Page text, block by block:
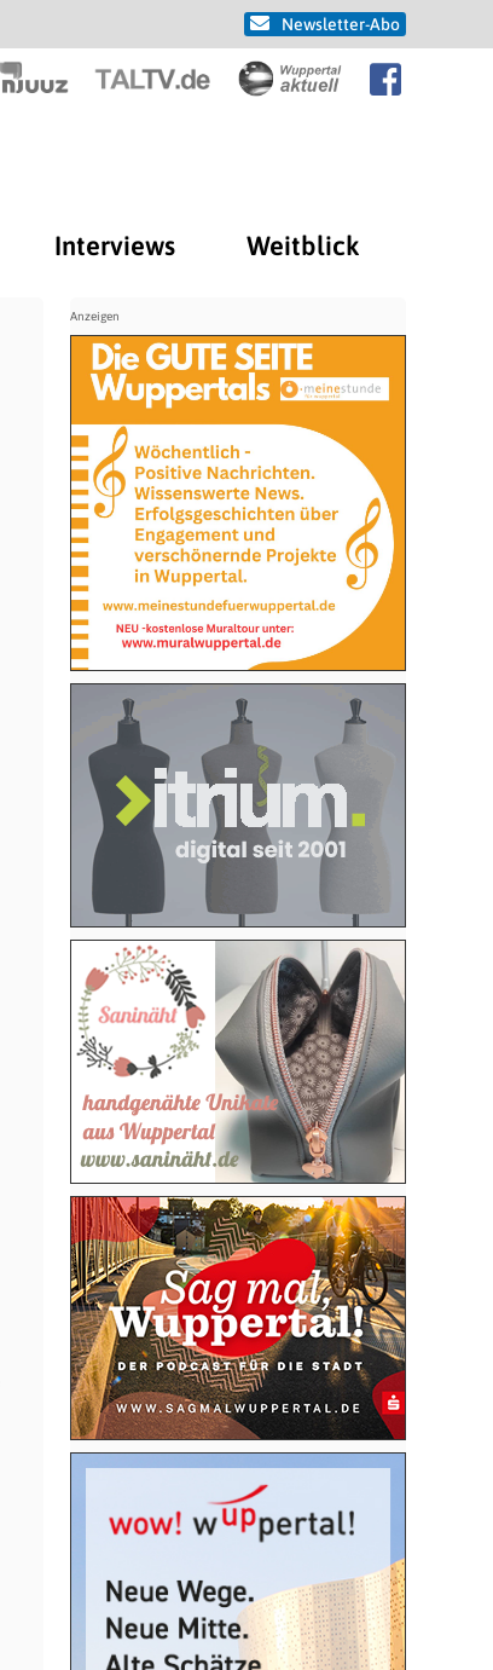
Newsletter-Abo
Interviews Weitblick